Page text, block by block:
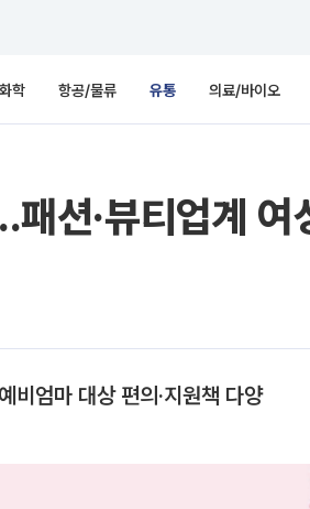
학 항공/물류 유통 의료/바이오
션·뷰티업계 여
비엄마 대상 편의·지원책 다양